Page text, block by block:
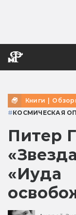
Книги |
#КОСМИЧЕСКАЯ
Питер
«Иуда